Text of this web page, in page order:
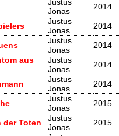
Jonas
2014
Justus
Jonas
2014
Justus
Jonas
2014
aus
Justus
Jonas
2014
Justus
Jonas
2014
Justus
Jonas
2015
der Toten
Justus
Jonas
2015